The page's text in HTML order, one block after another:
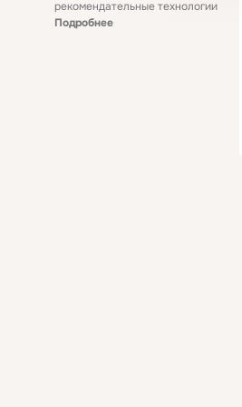
рекомендательные технологии
Подробнее